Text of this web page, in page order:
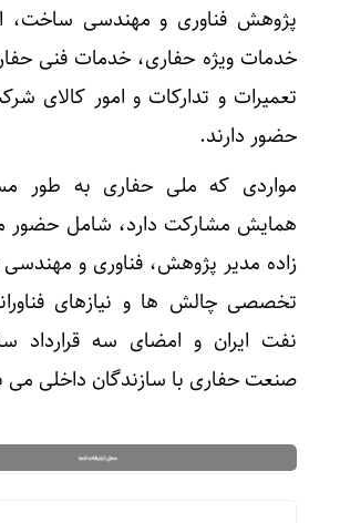
پژوهش فناوری و مهندسی ساخت،
خدمات ویژه حفاری، خدمات فنی
تعمیرات و تدارکات و امور کالای
حضور دارند.
مواردی که ملی حفاری به طور
همایش مشارکت دارد، شامل حضور
زاده مدیر پژوهش، فناوری و
تخصصی چالش ها و نیازهای
نفت ایران و امضای سه قرارداد
صنعت حفاری با سازندگان داخلی می